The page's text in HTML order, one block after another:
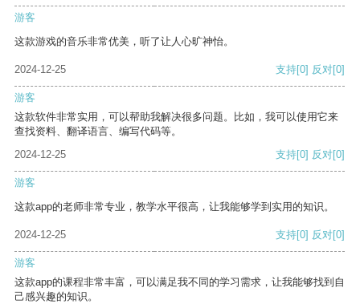
游客
这款游戏的音乐非常优美，听了让人心旷神怡。
2024-12-25 支持[0] 反对[0]
游客
这款软件非常实用，可以帮助我解决很多问题。比如，我可以使用它来
查找资料、翻译语言、编写代码等。
2024-12-25
支持[0] 反对[0]
游客
这款app的老师非常专业，教学水平很高，让我能够学到实用的知识。
2024-12-25 支持[0] 反对[0]
游客
这款app的课程非常丰富，可以满足我不同的学习需求，让我能够找到自
己感兴趣的知识。